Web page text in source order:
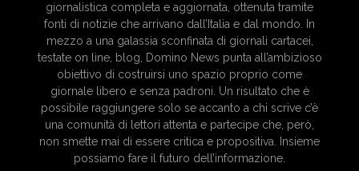
giornalistica completa e aggiornata, ottenuta tramite
fonti di notizie che arrivano dall’Italia e dal mondo. In
mezzo a una galassia sconfinata di giornali cartacei,
testate on line, blog, Domino News punta all’ambizioso
obiettivo di costruirsi uno spazio proprio come
giornale libero e senza padroni. Un risultato che è
possibile raggiungere solo se accanto a chi scrive c’è
una comunità di lettori attenta e partecipe che, però,
non smette mai di essere critica e propositiva. Insieme
possiamo fare il futuro dell’informazione.